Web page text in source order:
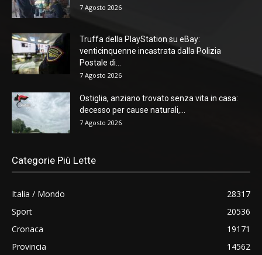
7 Agosto 2026
Truffa della PlayStation su eBay:
venticinquenne incastrata dalla Polizia
Postale di...
7 Agosto 2026
Ostiglia, anziano trovato senza vita in casa:
decesso per cause naturali,...
7 Agosto 2026
Categorie Più Lette
Italia / Mondo
28317
Sport
20536
Cronaca
19171
Provincia
14562